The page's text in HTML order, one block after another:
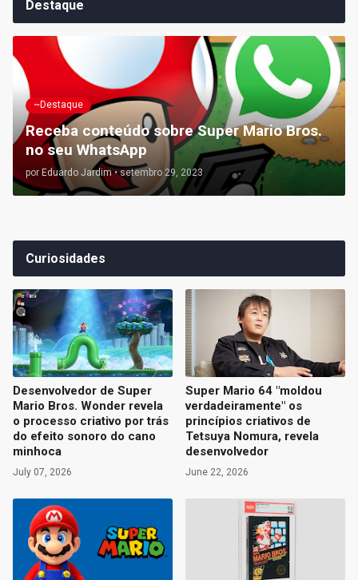
Destaque
~Destaque
Receba conteúdo sobre Super Mario Bros.
no seu WhatsApp
por Eduardo Jardim • setembro 29, 2023
Curiosidades
Desenvolvedor de Super
Mario Bros. Wonder revela
o processo criativo por trás
do efeito sonoro do cano
minhoca
July 07, 2026
Super Mario 64 "moldou
verdadeiramente" os
princípios criativos de
Tetsuya Nomura, revela
desenvolvedor
June 22, 2026